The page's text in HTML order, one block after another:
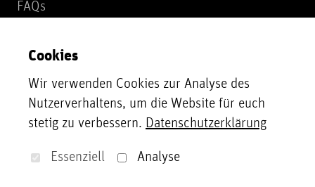
FAQs
NEWSLETTER
Zur Newsletter Anmeldung
UNTERSTÜTZER*INNEN
Unsere Partner*innen, Fördergeber*innen und
Cookies
Wir verwenden Cookies zur Analyse des
Nutzerverhaltens, um die Website für euch
stetig zu verbessern. Datenschutzerklärung
Essenziell Analyse